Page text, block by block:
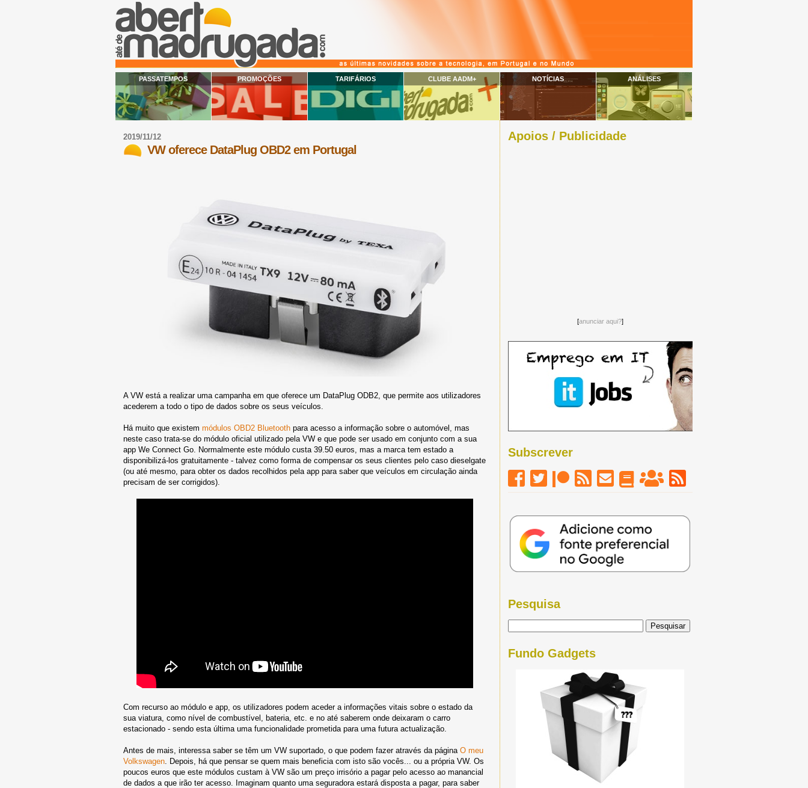
PASSATEMPOS PROMOÇÕES TARIFÁRIOS CLUBE AADM+ NOTÍCIAS ANÁLISES
2019/11/12
VW oferece DataPlug OBD2 em Portugal
A VW está a realizar uma campanha em que oferece um DataPlug ODB2, que permite aos utilizadores
acederem a todo o tipo de dados sobre os seus veículos.
Há muito que existem módulos OBD2 Bluetooth para acesso a informação sobre o automóvel, mas
neste caso trata-se do módulo oficial utilizado pela VW e que pode ser usado em conjunto com a sua
app We Connect Go. Normalmente este módulo custa 39.50 euros, mas a marca tem estado a
disponibilizá-los gratuitamente - talvez como forma de compensar os seus clientes pelo caso dieselgate
(ou até mesmo, para obter os dados recolhidos pela app para saber que veículos em circulação ainda
precisam de ser corrigidos).
Com recurso ao módulo e app, os utilizadores podem aceder a informações vitais sobre o estado da
sua viatura, como nível de combustível, bateria, etc. e no até saberem onde deixaram o carro
estacionado - sendo esta última uma funcionalidade prometida para uma futura actualização.
Antes de mais, interessa saber se têm um VW suportado, o que podem fazer através da página O meu
Volkswagen . Depois, há que pensar se quem mais beneficia com isto são vocês... ou a própria VW. Os
poucos euros que este módulos custam à VW são um preço irrisório a pagar pelo acesso ao manancial
de dados a que irão ter acesso. Imaginam quanto uma seguradora estará disposta a pagar, para saber
Apoios / Publicidade
[anunciar aqui?]
Subscrever
Pesquisa
Fundo Gadgets